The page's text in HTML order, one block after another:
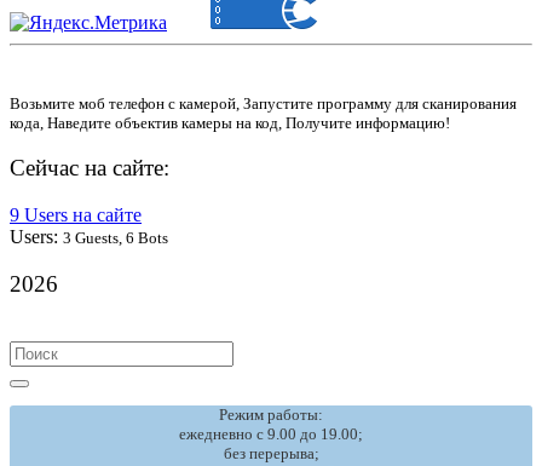
Возьмите моб телефон с камерой, Запустите программу для сканирования
кода, Наведите объектив камеры на код, Получите информацию!
Сейчас на сайте:
9 Users на сайте
Users: 3 Guests, 6 Bots
2026
Search
for:
Режим работы:
ежедневно с 9.00 до 19.00;
без перерыва;